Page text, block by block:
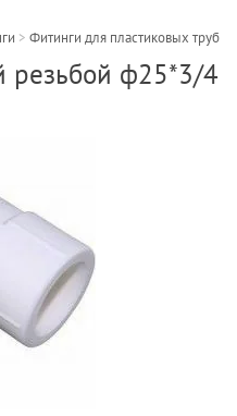
> Фитинги для пластиковых труб
резьбой ф25*3/4